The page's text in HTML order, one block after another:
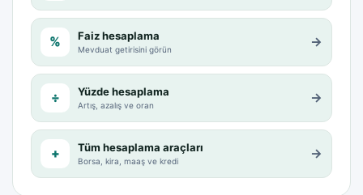
% Faiz hesaplama
Mevduat getirisini görün →
÷ Yüzde hesaplama
Artış, azalış ve oran →
+ Tüm hesaplama araçları
Borsa, kira, maaş ve kredi →